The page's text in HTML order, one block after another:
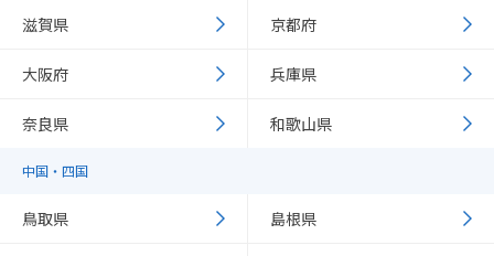
滋賀県 京都府
大阪府 兵庫県
奈良県 和歌山県
中国・四国
鳥取県 島根県